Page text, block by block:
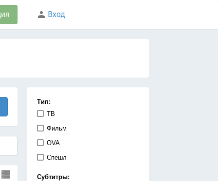
Вход
Тип:
ТВ
Фильм
OVA
Спешл
Субтитры: